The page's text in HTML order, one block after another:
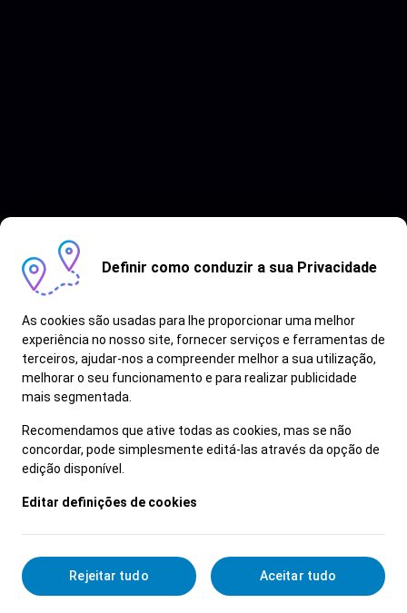
Vagas semelhantes
Definir como conduzir a sua Privacidade
As cookies são usadas para lhe proporcionar uma melhor
experiência no nosso site, fornecer serviços e ferramentas de
terceiros, ajudar-nos a compreender melhor a sua utilização,
melhorar o seu funcionamento e para realizar publicidade
mais segmentada.
Recomendamos que ative todas as cookies, mas se não
concordar, pode simplesmente editá-las através da opção de
edição disponível.
Editar definições de cookies
Rejeitar tudo Aceitar tudo